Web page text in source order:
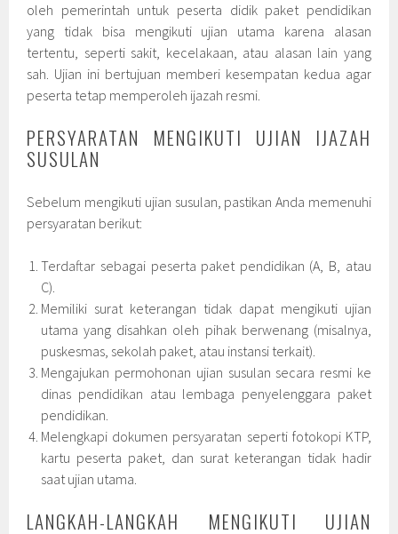
oleh pemerintah untuk peserta didik paket pendidikan
yang tidak bisa mengikuti ujian utama karena alasan
tertentu, seperti sakit, kecelakaan, atau alasan lain yang
sah. Ujian ini bertujuan memberi kesempatan kedua agar
peserta tetap memperoleh ijazah resmi.
PERSYARATAN MENGIKUTI UJIAN IJAZAH
SUSULAN
Sebelum mengikuti ujian susulan, pastikan Anda memenuhi
persyaratan berikut:
Terdaftar sebagai peserta paket pendidikan (A, B, atau
C).
Memiliki surat keterangan tidak dapat mengikuti ujian
utama yang disahkan oleh pihak berwenang (misalnya,
puskesmas, sekolah paket, atau instansi terkait).
Mengajukan permohonan ujian susulan secara resmi ke
dinas pendidikan atau lembaga penyelenggara paket
pendidikan.
Melengkapi dokumen persyaratan seperti fotokopi KTP,
kartu peserta paket, dan surat keterangan tidak hadir
saat ujian utama.
LANGKAH-LANGKAH MENGIKUTI UJIAN